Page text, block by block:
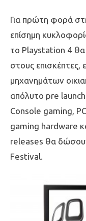
Για πρώτη φορά
επίσημη
το Playstation 4 θα
στους επισκέπτες,
μηχανημάτων
απόλυτο pre
Console gaming,
gaming hardware
releases θα
Festival.